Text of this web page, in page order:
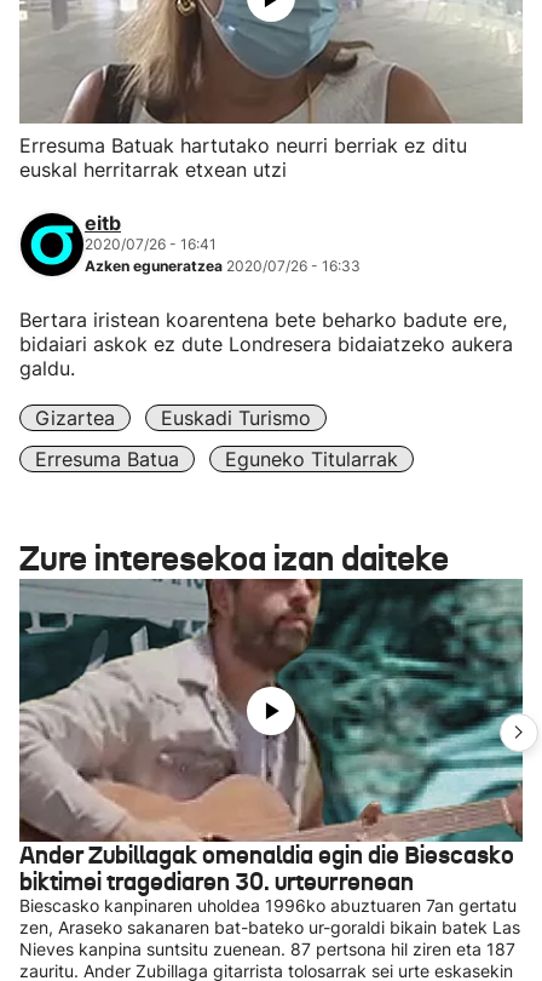
Erresuma Batuak hartutako neurri berriak ez ditu
euskal herritarrak etxean utzi
eitb
2020/07/26 - 16:41
Azken eguneratzea 2020/07/26 - 16:33
Bertara iristean koarentena bete beharko badute ere,
bidaiari askok ez dute Londresera bidaiatzeko aukera
galdu.
Gizartea
Euskadi Turismo
Erresuma Batua
Eguneko Titularrak
Zure interesekoa izan daiteke
Ander Zubillagak omenaldia egin die Biescasko
biktimei tragediaren 30. urteurrenean
Biescasko kanpinaren uholdea 1996ko abuztuaren 7an gertatu
zen, Araseko sakanaren bat-bateko ur-goraldi bikain batek Las
Nieves kanpina suntsitu zuenean. 87 pertsona hil ziren eta 187
zauritu. Ander Zubillaga gitarrista tolosarrak sei urte eskasekin